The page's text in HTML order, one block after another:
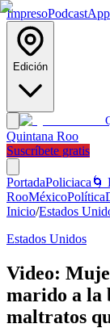
ImpresoPodcastApp
Edición
Quintana Roo
Suscríbete gratis
PortadaPoliciaca 🌀
RooMéxicoPolítica
Inicio/Estados
Estados Unidos
Video:
marido a la
maltratos